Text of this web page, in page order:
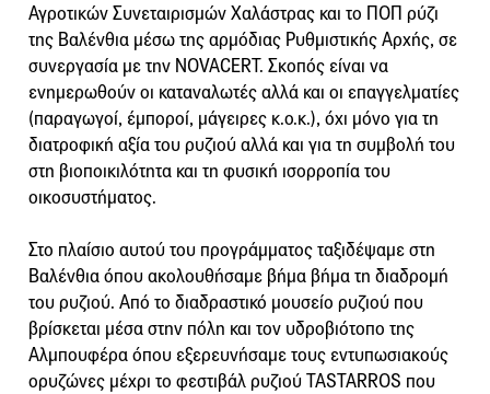
Αγροτικών Συνεταιρισμών Χαλάστρας και το ΠΟΠ ρύζι
της Βαλένθια μέσω της αρμόδιας Ρυθμιστικής Αρχής, σε
συνεργασία με την NOVACERT. Σκοπός είναι να
ενημερωθούν οι καταναλωτές αλλά και οι επαγγελματίες
(παραγωγοί, έμποροί, μάγειρες κ.ο.κ.), όχι μόνο για τη
διατροφική αξία του ρυζιού αλλά και για τη συμβολή του
στη βιοποικιλότητα και τη φυσική ισορροπία του
οικοσυστήματος.
Στο πλαίσιο αυτού του προγράμματος ταξιδέψαμε στη
Βαλένθια όπου ακολουθήσαμε βήμα βήμα τη διαδρομή
του ρυζιού. Από το διαδραστικό μουσείο ρυζιού που
βρίσκεται μέσα στην πόλη και τον υδροβιότοπο της
Αλμπουφέρα όπου εξερευνήσαμε τους εντυπωσιακούς
ορυζώνες μέχρι το φεστιβάλ ρυζιού TASTARROS που